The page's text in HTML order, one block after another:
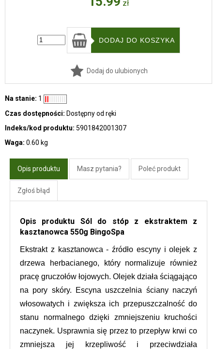
zł
Dodaj do ulubionych
Na stanie: 1
Czas dostępności: Dostępny od ręki
Indeks/kod produktu: 5901842001307
Waga: 0.60 kg
Opis produktu Masz pytania? Poleć produkt
Zgłoś błąd
Opis produktu Sól do stóp z ekstraktem z
kasztanowca 550g BingoSpa
Ekstrakt z kasztanowca - źródło escyny i olejek z
drzewa herbacianego, który normalizuje również
pracę gruczołów łojowych. Olejek działa ściągająco
na pory skóry. Escyna uszczelnia ściany naczyń
włosowatych i zwiększa ich przepuszczalność do
stanu normalnego dzięki zmniejszeniu kruchości
naczynek. Usprawnia się przez to przepływ krwi co
zmniejsza jej krzepliwość i przeciwdziała